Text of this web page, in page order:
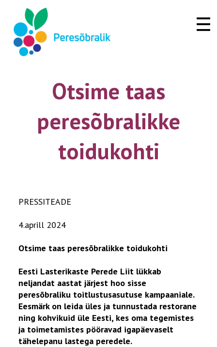
Otsime taas
peresõbralikke
toidukohti
PRESSITEADE
4.aprill 2024
Otsime taas peresõbralikke toidukohti
Eesti Lasterikaste Perede Liit lükkab
neljandat aastat järjest hoo sisse
peresõbraliku toitlustusasutuse kampaaniale.
Eesmärk on leida üles ja tunnustada restorane
ning kohvikuid üle Eesti, kes oma tegemistes
ja toimetamistes pööravad igapäevaselt
tähelepanu lastega peredele.